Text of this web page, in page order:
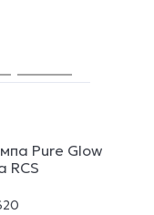
Pure Glow
RCS